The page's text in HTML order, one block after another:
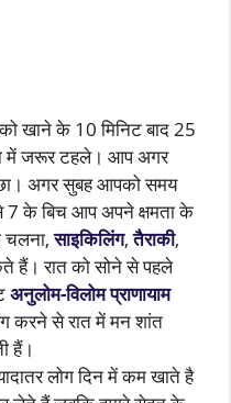
खाने के 10 मिनिट बाद 25
में जरूर टहले। आप अगर
अगर सुबह आपको समय
7 के बिच आप अपने क्षमता के
चलना,साइकिलिंग,तैराकी,
हैं। रात को सोने से पहले
अनुलोम-विलोमप्राणायाम
करने से रात में मन शांत
हैं।
लोग दिन में कम खाते है